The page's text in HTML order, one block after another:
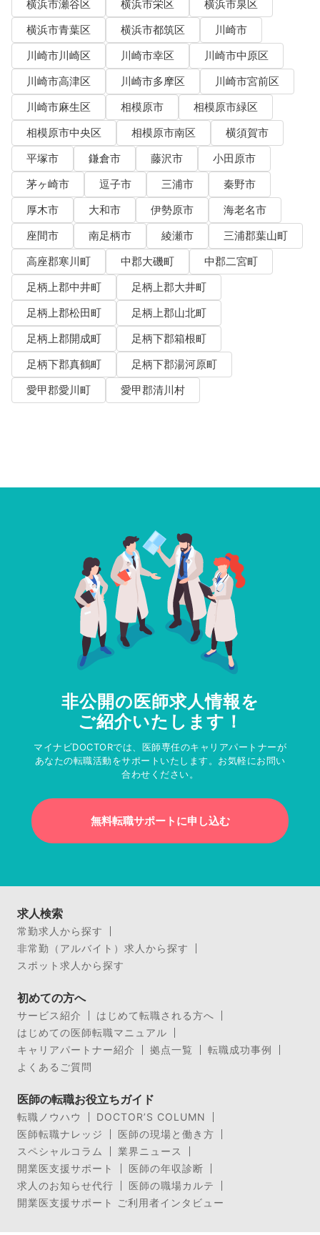
横浜市瀬谷区
横浜市栄区
横浜市泉区
横浜市青葉区
横浜市都筑区
川崎市
川崎市川崎区
川崎市幸区
川崎市中原区
川崎市高津区
川崎市多摩区
川崎市宮前区
川崎市麻生区
相模原市
相模原市緑区
相模原市中央区
相模原市南区
横須賀市
平塚市
鎌倉市 藤沢市
小田原市
茅ヶ崎市
逗子市 三浦市
秦野市
厚木市
大和市 伊勢原市
海老名市
座間市
南足柄市 綾瀬市
三浦郡葉山町
高座郡寒川町
中郡大磯町
中郡二宮町
足柄上郡中井町
足柄上郡大井町
足柄上郡松田町
足柄上郡山北町
足柄上郡開成町
足柄下郡箱根町
足柄下郡真鶴町
足柄下郡湯河原町
愛甲郡愛川町
愛甲郡清川村
非公開の医師求人情報を
ご紹介いたします！
マイナビDOCTORでは、医師専任のキャリアパートナーが
あなたの転職活動をサポートいたします。お気軽にお問い
合わせください。
無料転職サポートに申し込む
求人検索
常勤求人から探す
非常勤（アルバイト）求人から探す
スポット求人から探す
初めての方へ
サービス紹介
はじめて転職される方へ
はじめての医師転職マニュアル
キャリアパートナー紹介
拠点一覧
転職成功事例
よくあるご質問
医師の転職お役立ちガイド
転職ノウハウ
DOCTOR’S COLUMN
医師転職ナレッジ
医師の現場と働き方
スペシャルコラム
業界ニュース
開業医支援サポート
医師の年収診断
求人のお知らせ代行
医師の職場カルテ
開業医支援サポート ご利用者インタビュー